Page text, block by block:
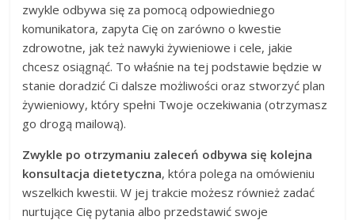
zwykle odbywa się za pomocą odpowiedniego
komunikatora, zapyta Cię on zarówno o kwestie
zdrowotne, jak też nawyki żywieniowe i cele, jakie
chcesz osiągnąć. To właśnie na tej podstawie będzie w
stanie doradzić Ci dalsze możliwości oraz stworzyć plan
żywieniowy, który spełni Twoje oczekiwania (otrzymasz
go drogą mailową).
Zwykle po otrzymaniu zaleceń odbywa się kolejna
konsultacja dietetyczna, która polega na omówieniu
wszelkich kwestii. W jej trakcie możesz również zadać
nurtujące Cię pytania albo przedstawić swoje